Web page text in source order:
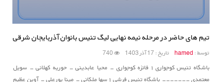
تیم های حاضر در مرحله نیمه نهایی لیگ تنیس بانوان آذربایجان شرقی
توسط : hamed تاریخ : 17 آذر 1403
باشگاه تنیس کوجواری ۱ فائزه کوجواری - محیا عابدینی - حوریه کهلانی - سویل
معتمدی ------- باشگاه تنیس فرشی ۱ سها ملکانی - مینا پورعلی - آوین عظیم